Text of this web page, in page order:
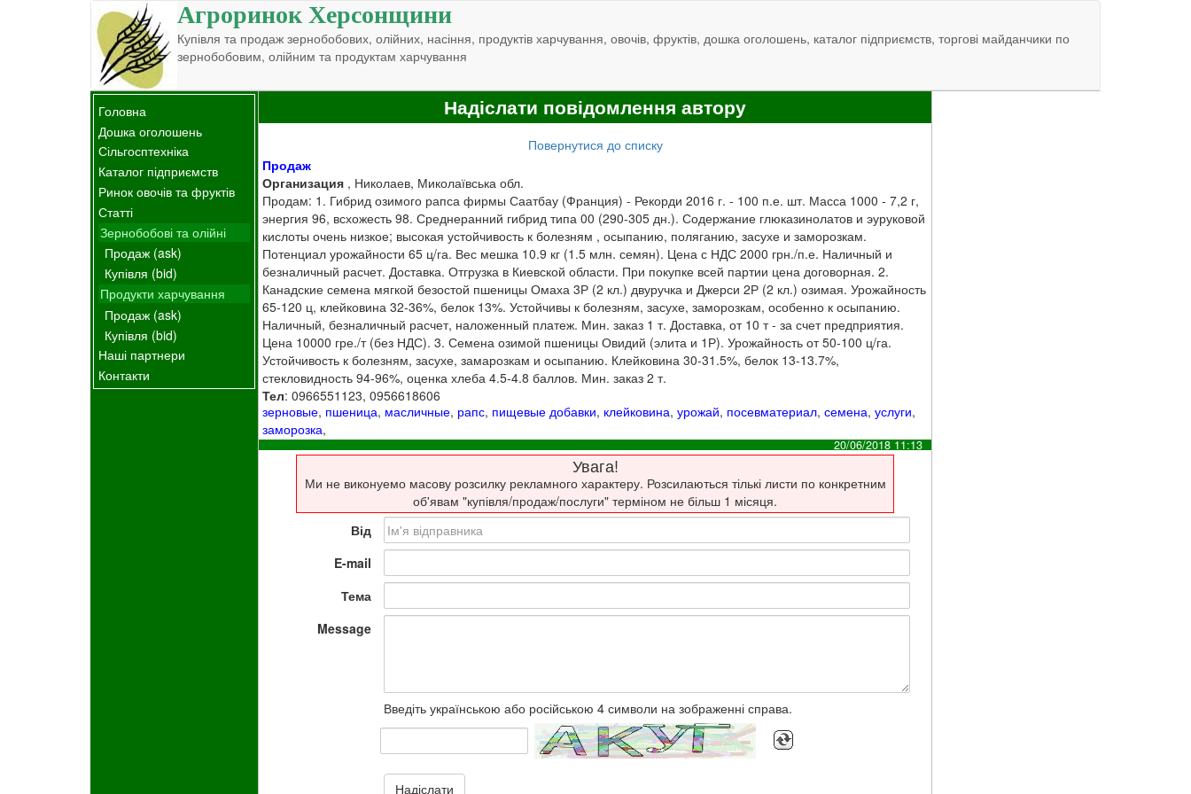
Агроринок Херсонщини
Купівля та продаж зернобобових, олійних, насіння, продуктів харчування, овочів, фруктів, дошка оголошень, каталог підприємств, торгові майданчики по
зернобобовим, олійним та продуктам харчування
Головна
Дошка оголошень
Сільгосптехніка
Каталог підприємств
Ринок овочів та фруктів
Статті
Зернобобові та олійні
Продаж (ask)
Купівля (bid)
Продукти харчування
Продаж (ask)
Купівля (bid)
Наші партнери
Контакти
Надіслати повідомлення автору
Повернутися до списку
Продаж
Организация , Николаев, Миколаївська обл.
Продам: 1. Гибрид озимого рапса фирмы Саатбау (Франция) - Рекорди 2016 г. - 100 п.е. шт. Масса 1000 - 7,2 г,
энергия 96, всхожесть 98. Среднеранний гибрид типа 00 (290-305 дн.). Содержание глюказинолатов и эуруковой
кислоты очень низкое; высокая устойчивость к болезням , осыпанию, поляганию, засухе и заморозкам.
Потенциал урожайности 65 ц/га. Вес мешка 10.9 кг (1.5 млн. семян). Цена с НДС 2000 грн./п.е. Наличный и
безналичный расчет. Доставка. Отгрузка в Киевской области. При покупке всей партии цена договорная. 2.
Канадские семена мягкой безостой пшеницы Омаха 3Р (2 кл.) двуручка и Джерси 2Р (2 кл.) озимая. Урожайность
65-120 ц, клейковина 32-36%, белок 13%. Устойчивы к болезням, засухе, заморозкам, особенно к осыпанию.
Наличный, безналичный расчет, наложенный платеж. Мин. заказ 1 т. Доставка, от 10 т - за счет предприятия.
Цена 10000 гре./т (без НДС). 3. Семена озимой пшеницы Овидий (элита и 1Р). Урожайность от 50-100 ц/га.
Устойчивость к болезням, засухе, замарозкам и осыпанию. Клейковина 30-31.5%, белок 13-13.7%,
стекловидность 94-96%, оценка хлеба 4.5-4.8 баллов. Мин. заказ 2 т.
Тел: 0966551123, 0956618606
зерновые, пшеница, масличные, рапс, пищевые добавки, клейковина,урожай, посевматериал,семена,услуги,
заморозка,
20/06/2018 11:13
Увага!
Ми не виконуемо масову розсилку рекламного характеру. Розсилаються тількі листи по конкретним
об'явам "купівля/продаж/послуги" терміном не більш 1 місяця.
Від
E-mail
Тема
Message
Введіть українською або російською 4 символи на зображенні справа.
Надіслати